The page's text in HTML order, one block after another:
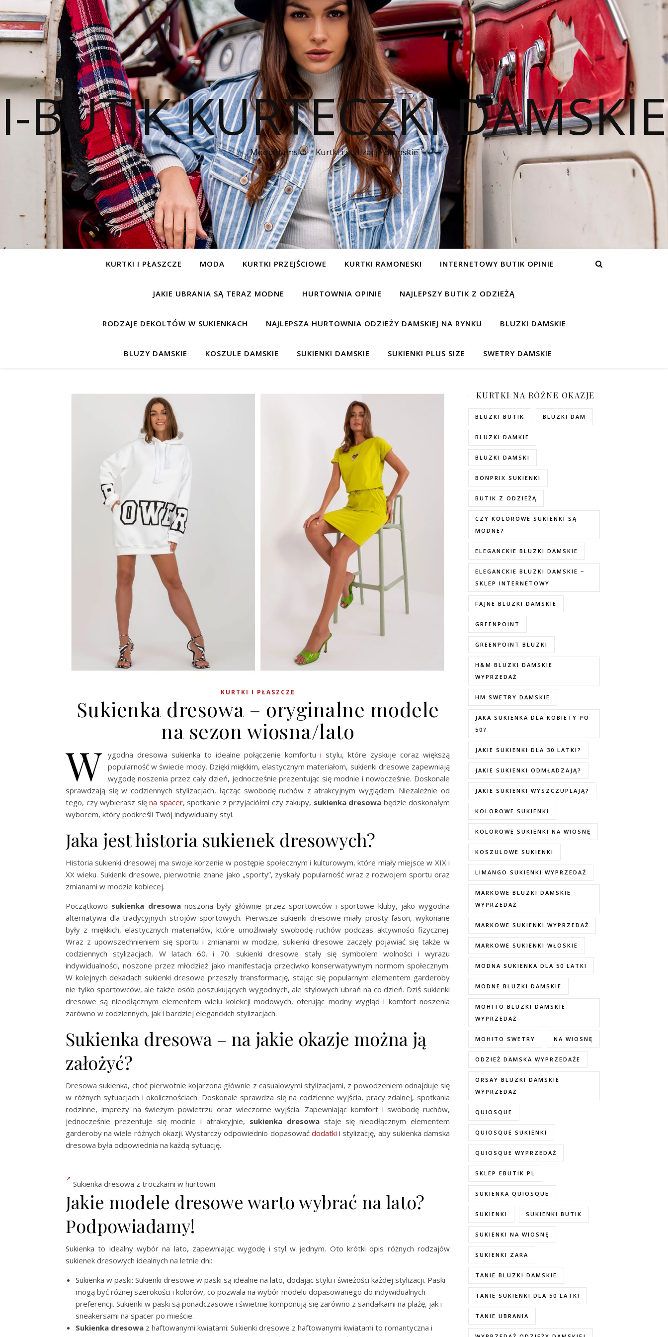
I-BUTIK KURTECZKI DAMSKIE
Moda damska – Kurtki i stylizacje damskie
KURTKI I PŁASZCZE MODA KURTKI PRZEJŚCIOWE KURTKI RAMONESKI INTERNETOWY BUTIK OPINIE
JAKIE UBRANIA SĄ TERAZ MODNE HURTOWNIA OPINIE NAJLEPSZY BUTIK Z ODZIEŻĄ
RODZAJE DEKOLTÓW W SUKIENKACH NAJLEPSZA HURTOWNIA ODZIEŻY DAMSKIEJ NA RYNKU BLUZKI DAMSKIE
BLUZY DAMSKIE KOSZULE DAMSKIE SUKIENKI DAMSKIE SUKIENKI PLUS SIZE SWETRY DAMSKIE
KURTKI I PŁASZCZE
Sukienka dresowa – oryginalne modele
na sezon wiosna/lato
W ygodna dresowa sukienka to idealne połączenie komfortu i stylu, które zyskuje coraz większą
popularność w świecie mody. Dzięki miękkim, elastycznym materiałom, sukienki dresowe zapewniają
wygodę noszenia przez cały dzień, jednocześnie prezentując się modnie i nowocześnie. Doskonale
sprawdzają się w codziennych stylizacjach, łącząc swobodę ruchów z atrakcyjnym wyglądem. Niezależnie od
tego, czy wybierasz się na spacer, spotkanie z przyjaciółmi czy zakupy, sukienka dresowa będzie doskonałym
wyborem, który podkreśli Twój indywidualny styl.
Jaka jest historia sukienek dresowych?
Historia sukienki dresowej ma swoje korzenie w postępie społecznym i kulturowym, które miały miejsce w XIX i
XX wieku. Sukienki dresowe, pierwotnie znane jako „sporty”, zyskały popularność wraz z rozwojem sportu oraz
zmianami w modzie kobiecej.
Początkowo sukienka dresowanoszona były głównie przez sportowców i sportowe kluby, jako wygodna
alternatywa dla tradycyjnych strojów sportowych. Pierwsze sukienki dresowe miały prosty fason, wykonane
były z miękkich, elastycznych materiałów, które umożliwiały swobodę ruchów podczas aktywności fizycznej.
Wraz z upowszechnieniem się sportu i zmianami w modzie, sukienki dresowe zaczęły pojawiać się także w
codziennych stylizacjach. W latach 60. i 70. sukienki dresowe stały się symbolem wolności i wyrazu
indywidualności, noszone przez młodzież jako manifestacja przeciwko konserwatywnym normom społecznym.
W kolejnych dekadach sukienki dresowe przeszły transformację, stając się popularnym elementem garderoby
nie tylko sportowców, ale także osób poszukujących wygodnych, ale stylowych ubrań na co dzień. Dziś sukienki
dresowe są nieodłącznym elementem wielu kolekcji modowych, oferując modny wygląd i komfort noszenia
zarówno w codziennych, jak i bardziej eleganckich stylizacjach.
Sukienka dresowa – na jakie okazje można ją
założyć?
Dresowa sukienka, choć pierwotnie kojarzona głównie z casualowymi stylizacjami, z powodzeniem odnajduje się
w różnych sytuacjach i okolicznościach. Doskonale sprawdza się na codzienne wyjścia, pracy zdalnej, spotkania
rodzinne, imprezy na świeżym powietrzu oraz wieczorne wyjścia. Zapewniając komfort i swobodę ruchów,
jednocześnie prezentuje się modnie i atrakcyjnie, sukienka dresowastaje się nieodłącznym elementem
garderoby na wiele różnych okazji. Wystarczy odpowiednio dopasować dodatki i stylizację, aby sukienka damska
dresowa była odpowiednia na każdą sytuację.
Sukienka dresowa z troczkami w hurtowni
Jakie modele dresowe warto wybrać na lato?
Podpowiadamy!
Sukienka to idealny wybór na lato, zapewniając wygodę i styl w jednym. Oto krótki opis różnych rodzajów
sukienek dresowych idealnych na letnie dni:
Sukienka w paski: Sukienki dresowe w paski są idealne na lato, dodając stylu i świeżości każdej stylizacji. Paski
mogą być różnej szerokości i kolorów, co pozwala na wybór modelu dopasowanego do indywidualnych
preferencji. Sukienki w paski są ponadczasowe i świetnie komponują się zarówno z sandałkami na plażę, jak i
sneakersami na spacer po mieście.
Sukienka dresowa z haftowanymi kwiatami: Sukienki dresowe z haftowanymi kwiatami to romantyczna i
KURTKI NA RÓŻNE OKAZJE
BLUZKI BUTIK BLUZKI DAM
BLUZKI DAMKIE
BLUZKI DAMSKI
BONPRIX SUKIENKI
BUTIK Z ODZIEŻĄ
CZY KOLOROWE SUKIENKI SĄ
MODNE?
ELEGANCKIE BLUZKI DAMSKIE
ELEGANCKIE BLUZKI DAMSKIE –
SKLEP INTERNETOWY
FAJNE BLUZKI DAMSKIE
GREENPOINT
GREENPOINT BLUZKI
H&M BLUZKI DAMSKIE
WYPRZEDAŻ
HM SWETRY DAMSKIE
JAKA SUKIENKA DLA KOBIETY PO
50?
JAKIE SUKIENKI DLA 30 LATKI?
JAKIE SUKIENKI ODMŁADZAJĄ?
JAKIE SUKIENKI WYSZCZUPLAJĄ?
KOLOROWE SUKIENKI
KOLOROWE SUKIENKI NA WIOSNĘ
KOSZULOWE SUKIENKI
LIMANGO SUKIENKI WYPRZEDAŻ
MARKOWE BLUZKI DAMSKIE
WYPRZEDAŻ
MARKOWE SUKIENKI WYPRZEDAŻ
MARKOWE SUKIENKI WŁOSKIE
MODNA SUKIENKA DLA 50 LATKI
MODNE BLUZKI DAMSKIE
MOHITO BLUZKI DAMSKIE
WYPRZEDAŻ
MOHITO SWETRY NA WIOSNĘ
ODZIEŻ DAMSKA WYPRZEDAŻE
ORSAY BLUZKI DAMSKIE
WYPRZEDAŻ
QUIOSQUE
QUIOSQUE SUKIENKI
QUIOSQUE WYPRZEDAŻ
SKLEP EBUTIK.PL
SUKIENKA QUIOSQUE
SUKIENKI SUKIENKI BUTIK
SUKIENKI NA WIOSNĘ
SUKIENKI ZARA
TANIE BLUZKI DAMSKIE
TANIE SUKIENKI DLA 50 LATKI
TANIE UBRANIA